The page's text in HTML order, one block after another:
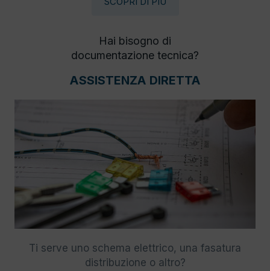
Hai bisogno di
documentazione tecnica?
ASSISTENZA DIRETTA
Ti serve uno schema elettrico, una fasatura
distribuzione o altro?